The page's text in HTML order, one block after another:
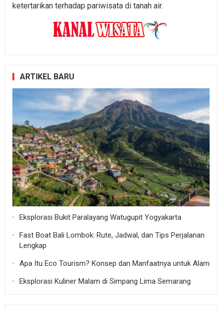
ketertarikan terhadap pariwisata di tanah air.
ARTIKEL BARU
Eksplorasi Bukit Paralayang Watugupit Yogyakarta
Fast Boat Bali Lombok: Rute, Jadwal, dan Tips Perjalanan
Lengkap
Apa Itu Eco Tourism? Konsep dan Manfaatnya untuk Alam
Eksplorasi Kuliner Malam di Simpang Lima Semarang